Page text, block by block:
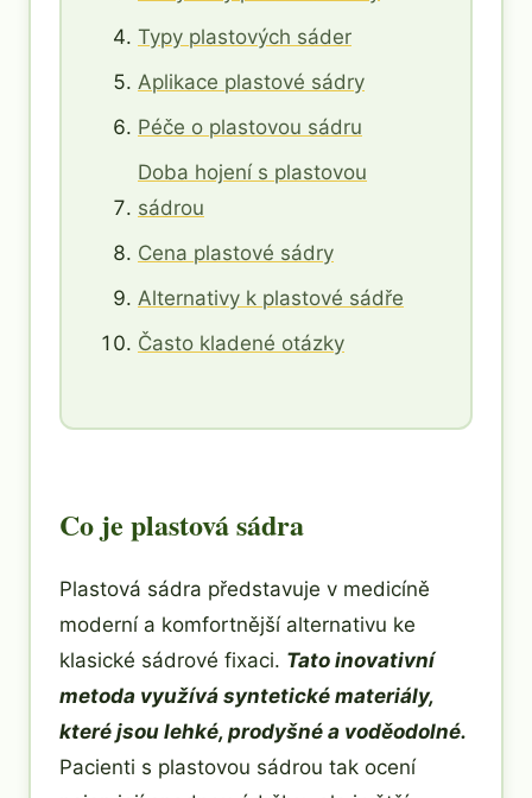
Typy plastových sáder
Aplikace plastové sádry
Péče o plastovou sádru
Doba hojení s plastovou
sádrou
Cena plastové sádry
Alternativy k plastové sádře
Často kladené otázky
Co je plastová sádra
Plastová sádra představuje v medicíně
moderní a komfortnější alternativu ke
klasické sádrové fixaci. Tato inovativní
metoda využívá syntetické materiály,
které jsou lehké, prodyšné a voděodolné.
Pacienti s plastovou sádrou tak ocení